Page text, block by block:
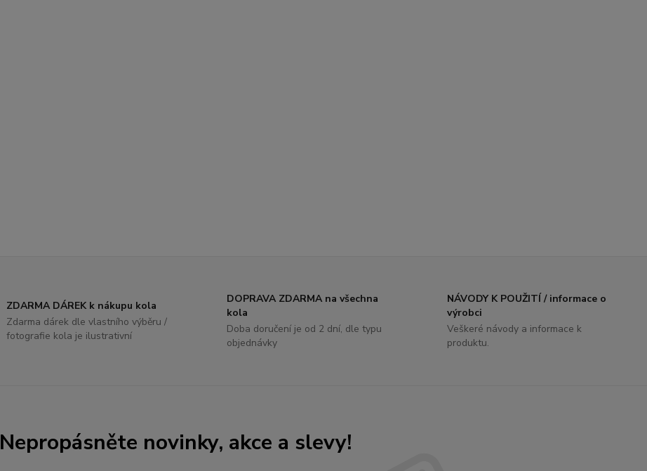
ZDARMA DÁREK k nákupu kola
Zdarma dárek dle vlastního výběru /
fotografie kola je ilustrativní
DOPRAVA ZDARMA na všechna
kola
Doba doručení je od 2 dní, dle typu
objednávky
NÁVODY K POUŽITÍ / informace o
výrobci
Veškeré návody a informace k
produktu.
Nepropásněte novinky, akce a slevy!